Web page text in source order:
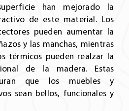
han mejorado la
de este material. Los
pueden aumentar la
y las manchas, mientras
térmicos pueden realzar la
de la madera. Estas
que los muebles y
sean bellos, funcionales y